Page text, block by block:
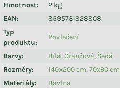
Hmotnost:
2 kg
EAN:
8595731828808
Typ
produktu:
Povlečení
Barvy: Bílá,Oranžová, Šedá
Rozměry:
140x200 cm, 70x90 cm
Materiály:
Bavlna